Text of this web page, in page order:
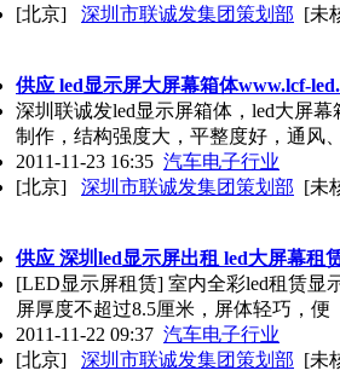
[北京]
深圳市联诚发集团策划部 [未
供应 led显示屏大屏幕箱体www.lcf-
深圳联诚发led显示屏箱体，led大屏
制作，结构强度大，平整度好，通风
2011-11-23 16:35 汽车电子行业
[北京]
深圳市联诚发集团策划部 [未
供应 深圳led显示屏出租 led大屏幕租
[LED显示屏租赁] 室内全彩led租赁显
屏厚度不超过8.5厘米，屏体轻巧，便
2011-11-22 09:37 汽车电子行业
[北京]
深圳市联诚发集团策划部 [未